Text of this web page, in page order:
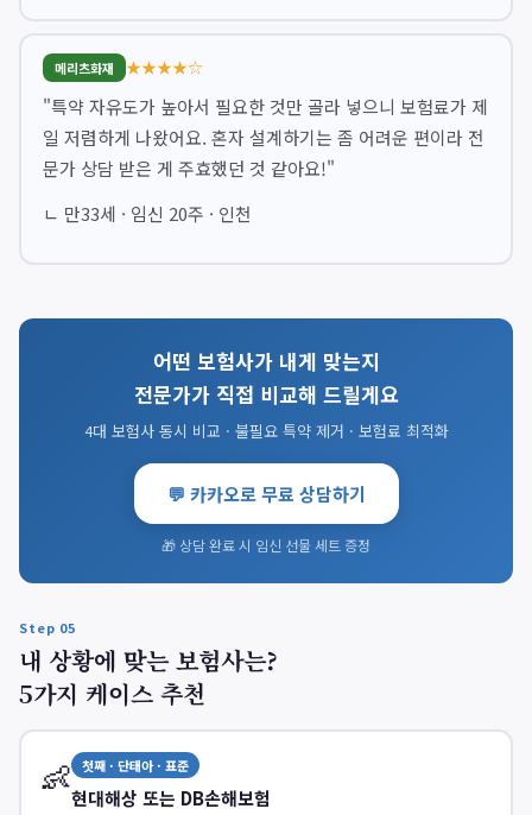
메리츠화재 ★★★★☆
"특약 자유도가 높아서 필요한 것만 골라 넣으니 보험료가 제
일 저렴하게 나왔어요. 혼자 설계하기는 좀 어려운 편이라 전
문가 상담 받은 게 주효했던 것 같아요!"
ㄴ 만33세 · 임신 20주 · 인천
어떤 보험사가 내게 맞는지
전문가가 직접 비교해 드릴게요
4대 보험사 동시 비교 · 불필요 특약 제거 · 보험료 최적화
💬 카카오로 무료 상담하기
🎁 상담 완료 시 임신 선물 세트 증정
Step 05
내 상황에 맞는 보험사는?
5가지 케이스 추천
👶 첫째 · 단태아 · 표준
현대해상 또는 DB손해보험